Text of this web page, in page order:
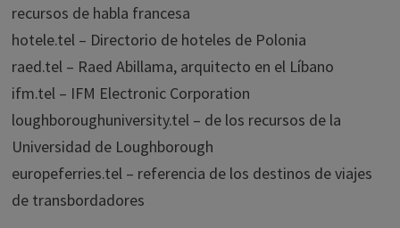
recursos de habla francesa
hotele.tel – Directorio de hoteles de Polonia
raed.tel – Raed Abillama, arquitecto en el Líbano
ifm.tel – IFM Electronic Corporation
loughboroughuniversity.tel – de los recursos de la
Universidad de Loughborough
europeferries.tel – referencia de los destinos de viajes
de transbordadores